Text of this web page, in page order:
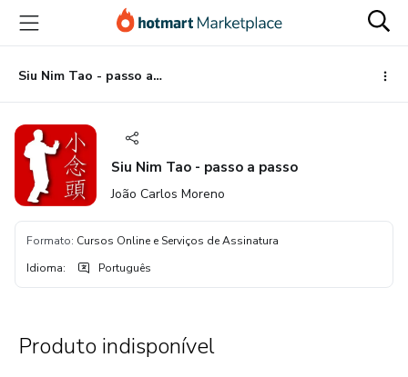
para
conteúdo
principal
para
pagamento
para
rodapé
Siu Nim Tao - passo a passo
Siu Nim Tao - passo a passo
João Carlos Moreno
Formato: Cursos Online e Serviços de Assinatura
Idioma: Português
Produto indisponível